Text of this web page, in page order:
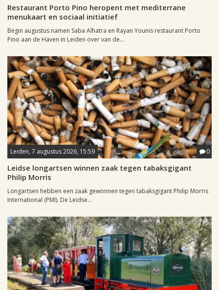
Restaurant Porto Pino heropent met mediterrane
menukaart en sociaal initiatief
Begin augustus namen Saba Alhatra en Rayan Younis restaurant Porto
Pino aan de Haven in Leiden over van de...
Leiden, 7 augustus 2026, 15:59 0
Leidse longartsen winnen zaak tegen tabaksgigant
Philip Morris
Longartsen hebben een zaak gewonnen tegen tabaksgigant Philip Morris
International (PMI). De Leidse...